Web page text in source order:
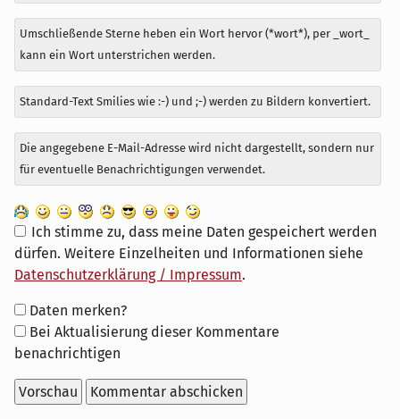
Umschließende Sterne heben ein Wort hervor (*wort*), per _wort_
kann ein Wort unterstrichen werden.
Standard-Text Smilies wie :-) und ;-) werden zu Bildern konvertiert.
Die angegebene E-Mail-Adresse wird nicht dargestellt, sondern nur
für eventuelle Benachrichtigungen verwendet.
Ich stimme zu, dass meine Daten gespeichert werden
dürfen. Weitere Einzelheiten und Informationen siehe
Datenschutzerklärung / Impressum.
Formular-
Optionen
Daten merken?
Bei Aktualisierung dieser Kommentare
benachrichtigen